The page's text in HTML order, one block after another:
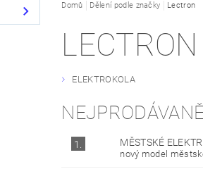
Domů Dělení podle značky Lectron
LECTRON
ELEKTROKOLA
1. MĚSTSKÉ
nový model